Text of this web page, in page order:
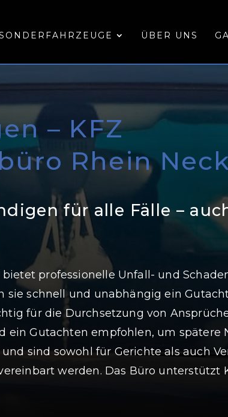
ÜBER UNS
– KFZ
Rhein
für alle Fälle –
professionelle Unfall- und
sie schnell und unabhängig ein
für die Durchsetzung von
ein Gutachten empfohlen, um spätere
sind sowohl für Gerichte als auch
werden. Das Büro unterstützt